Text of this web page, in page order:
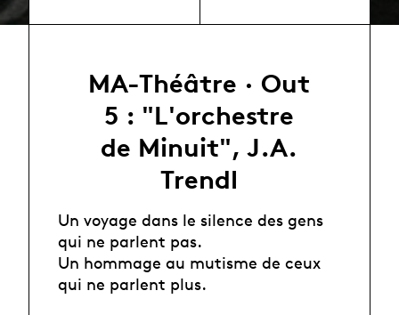
MA-Théâtre · Out
5 : "L'orchestre
de Minuit", J.A.
Trendl
Un voyage dans le silence des gens
qui ne parlent pas.
Un hommage au mutisme de ceux
qui ne parlent plus.